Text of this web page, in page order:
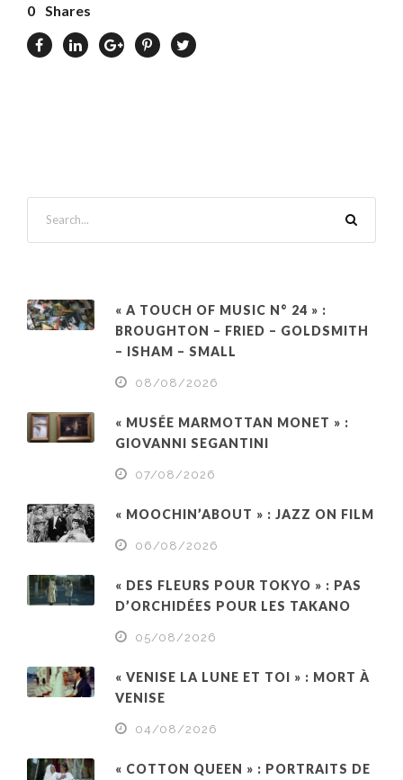
0 Shares
« A TOUCH OF MUSIC N° 24 » :
BROUGHTON – FRIED – GOLDSMITH
– ISHAM – SMALL
08/08/2026
« MUSÉE MARMOTTAN MONET » :
GIOVANNI SEGANTINI
07/08/2026
« MOOCHIN’ABOUT » : JAZZ ON FILM
06/08/2026
« DES FLEURS POUR TOKYO » : PAS
D’ORCHIDÉES POUR LES TAKANO
05/08/2026
« VENISE LA LUNE ET TOI » : MORT À
VENISE
04/08/2026
« COTTON QUEEN » : PORTRAITS DE